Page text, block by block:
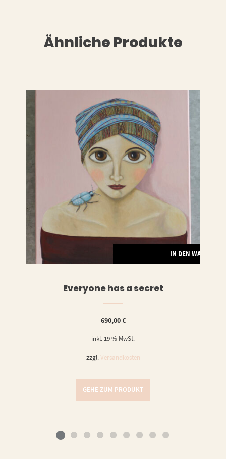
Ähnliche Produkte
IN DEN
Everyone has a secret
690,00€
inkl. 19 % MwSt.
zzgl. Versandkosten
GEHE ZUM PRODUKT